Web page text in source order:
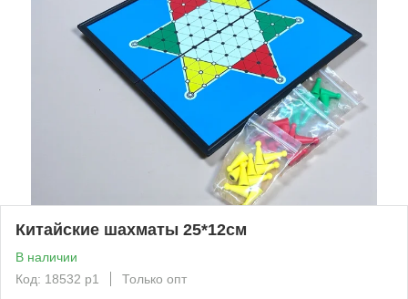
Китайские шахматы 25*12см
В наличии
Код: 18532 р1
Только опт